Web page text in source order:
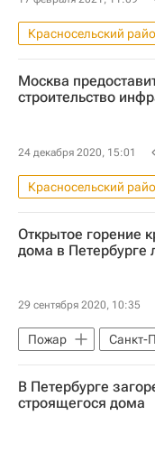
Красносельский
Жилье
Программа
Реновация
Москва
строительство
24 декабря 2020, 15:01
Красносельский
РЖД
Курский вокзал
Строительство
Железная дорога
Открытое горение
дома в Петербурге
29 сентября 2020, 10:35
Пожар
Санкт-
Происшествия
В Петербурге
строящегося дома